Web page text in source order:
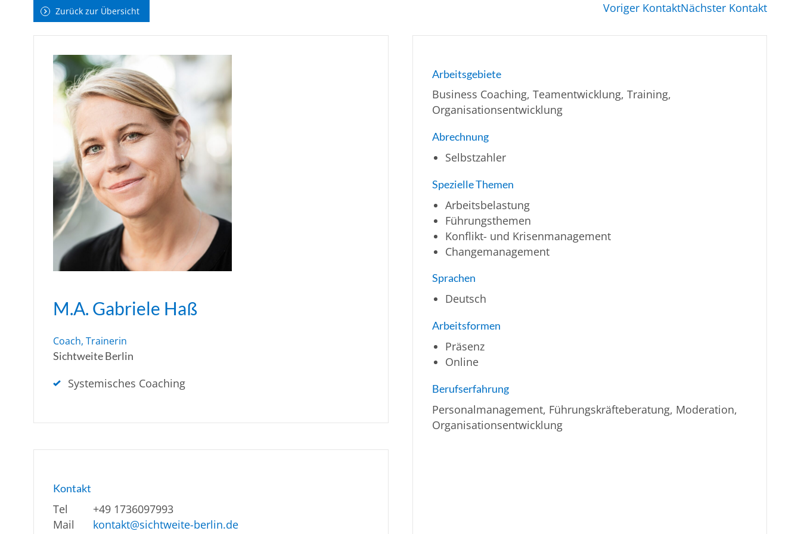
Zurück zur Übersicht Voriger KontaktNächster Kontakt
M.A. Gabriele Haß
Coach, Trainerin
Sichtweite Berlin
Systemisches Coaching
Kontakt
Tel
+49 1736097993
Mail
kontakt@sichtweite-berlin.de
Arbeitsgebiete
Business Coaching, Teamentwicklung, Training,
Organisationsentwicklung
Abrechnung
Selbstzahler
Spezielle Themen
Arbeitsbelastung
Führungsthemen
Konflikt- und Krisenmanagement
Changemanagement
Sprachen
Deutsch
Arbeitsformen
Präsenz
Online
Berufserfahrung
Personalmanagement, Führungskräfteberatung, Moderation,
Organisationsentwicklung